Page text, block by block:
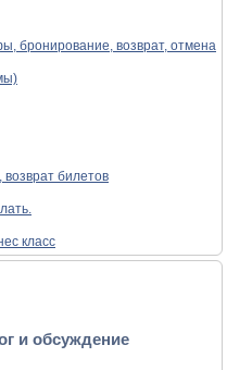
бронирование, возврат, отмена
билетов
класс
и обсуждение